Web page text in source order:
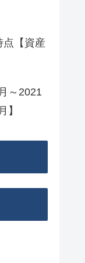
点【資産
～2021
】